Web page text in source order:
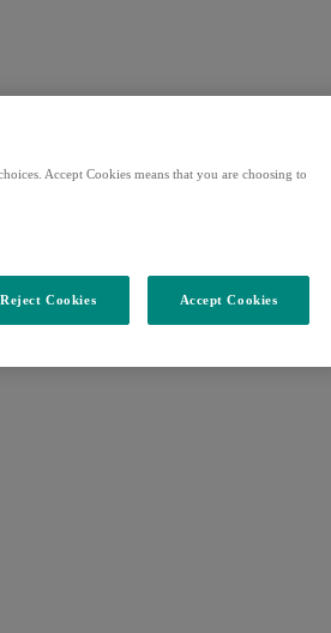
Accept Cookies means that you are choosing to
Reject Cookies Accept Cookies